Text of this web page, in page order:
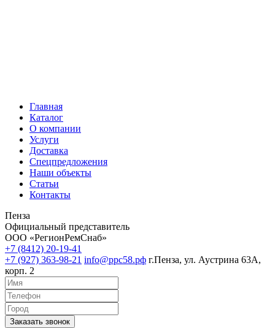
Главная
Каталог
О компании
Услуги
Доставка
Спецпредложения
Наши объекты
Статьи
Контакты
Пенза
Официальный представитель
ООО «РегионРемСнаб»
+7 (8412) 20-19-41
+7 (927) 363-98-21 info@ррс58.рф г.Пенза, ул. Аустрина 63А,
корп. 2